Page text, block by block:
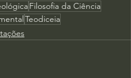
Filosofia da Ciência
Teodiceia